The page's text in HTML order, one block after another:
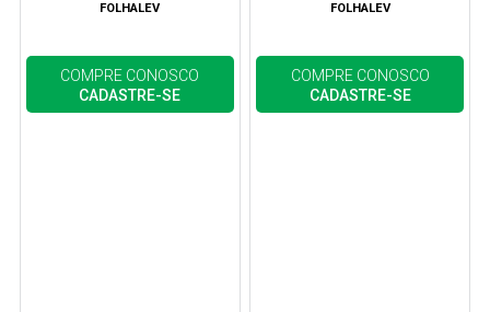
FOLHALEV
COMPRE CONOSCO
CADASTRE-SE
FOLHALEV
COMPRE CONOSCO
CADASTRE-SE